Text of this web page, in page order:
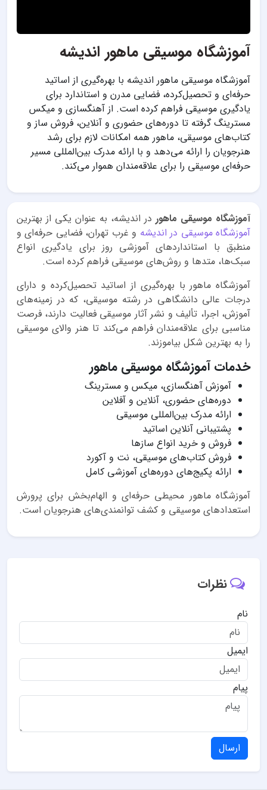
آموزشگاه موسیقی ماهور اندیشه
آموزشگاه موسیقی ماهور اندیشه با بهره‌گیری از اساتید
حرفه‌ای و تحصیل‌کرده، فضایی مدرن و استاندارد برای
یادگیری موسیقی فراهم کرده است. از آهنگسازی و میکس
مسترینگ گرفته تا دوره‌های حضوری و آنلاین، فروش ساز و
کتاب‌های موسیقی، ماهور همه امکانات لازم برای رشد
هنرجویان را ارائه می‌دهد و با ارائه مدرک بین‌المللی مسیر
حرفه‌ای موسیقی را برای علاقه‌مندان هموار می‌کند.
آموزشگاه موسیقی ماهور در اندیشه، به عنوان یکی از بهترین
آموزشگاه موسیقی در اندیشه و غرب تهران، فضایی حرفه‌ای و
منطبق با استانداردهای آموزشی روز برای یادگیری انواع
سبک‌ها، متدها و روش‌های موسیقی فراهم کرده است.
آموزشگاه ماهور با بهره‌گیری از اساتید تحصیل‌کرده و دارای
درجات عالی دانشگاهی در رشته موسیقی، که در زمینه‌های
آموزش، اجرا، تألیف و نشر آثار موسیقی فعالیت دارند، فرصت
مناسبی برای علاقه‌مندان فراهم می‌کند تا هنر والای موسیقی
را به بهترین شکل بیاموزند.
خدمات آموزشگاه موسیقی ماهور
آموزش آهنگسازی، میکس و مسترینگ
دوره‌های حضوری، آنلاین و آفلاین
ارائه مدرک بین‌المللی موسیقی
پشتیبانی آنلاین اساتید
فروش و خرید انواع سازها
فروش کتاب‌های موسیقی، نت و آکورد
ارائه پکیج‌های دوره‌های آموزشی کامل
آموزشگاه ماهور محیطی حرفه‌ای و الهام‌بخش برای پرورش
استعدادهای موسیقی و کشف توانمندی‌های هنرجویان است.
نظرات
نام
ایمیل
پیام
ارسال